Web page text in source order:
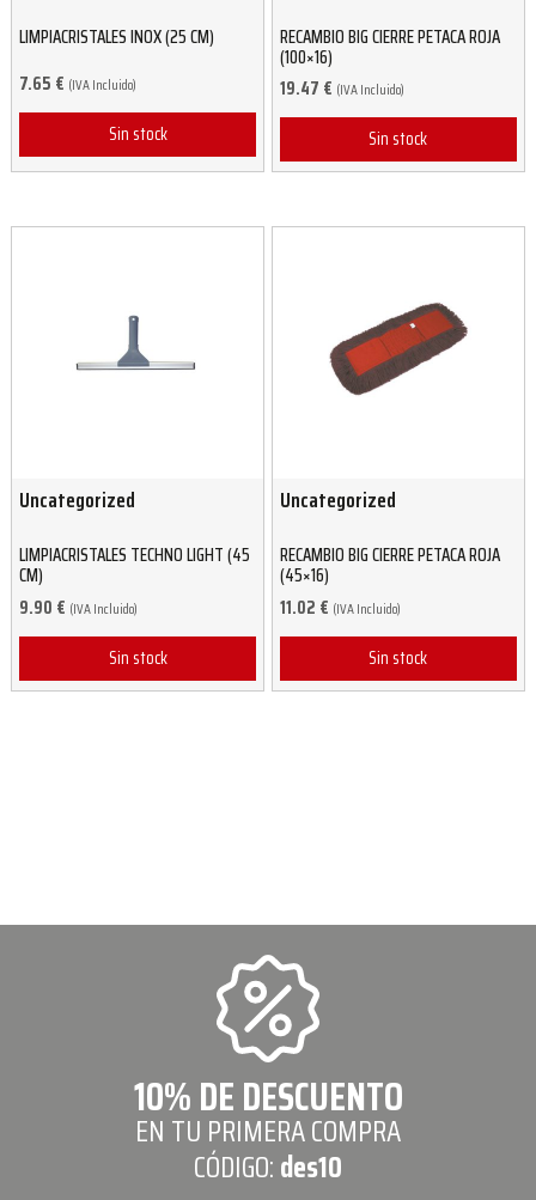
LIMPIACRISTALES INOX (25 CM)
7.65 € (IVA Incluido)
Sin stock
RECAMBIO BIG CIERRE PETACA ROJA
(100×16)
19.47 € (IVA Incluido)
Sin stock
Uncategorized
LIMPIACRISTALES TECHNO LIGHT (45
CM)
9.90 € (IVA Incluido)
Sin stock
Uncategorized
RECAMBIO BIG CIERRE PETACA ROJA
(45×16)
11.02 € (IVA Incluido)
Sin stock
10% DE DESCUENTO
EN TU PRIMERA COMPRA
CÓDIGO:des10